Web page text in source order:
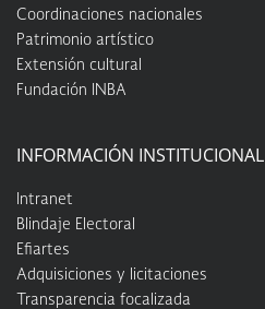
Coordinaciones nacionales
Patrimonio artístico
Extensión cultural
Fundación INBA
INFORMACIÓN INSTITUCIONAL
Intranet
Blindaje Electoral
Efiartes
Adquisiciones y licitaciones
Transparencia focalizada